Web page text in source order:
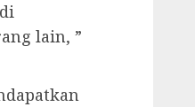
lain, ”